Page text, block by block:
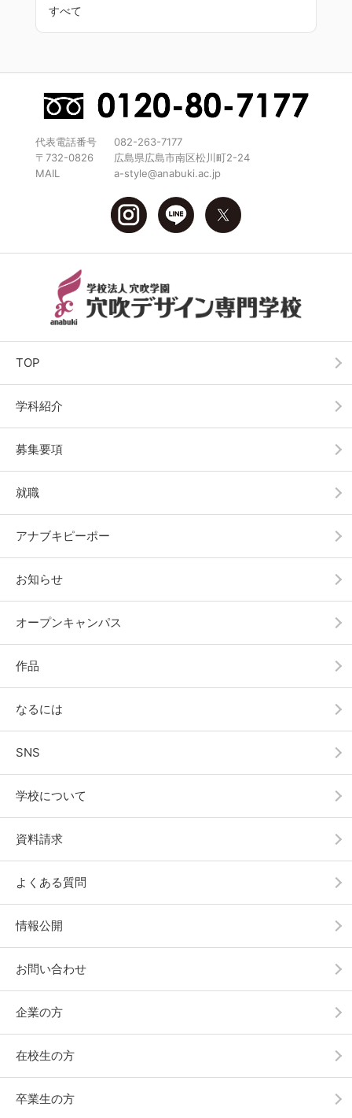
すべて
代表電話番号
082-263-7177
〒732-0826
広島県広島市南区松川町2-24
MAIL
a-style@anabuki.ac.jp
TOP
学科紹介
募集要項
就職
アナブキピーポー
お知らせ
オープンキャンパス
作品
なるには
SNS
学校について
資料請求
よくある質問
情報公開
お問い合わせ
企業の方
在校生の方
卒業生の方